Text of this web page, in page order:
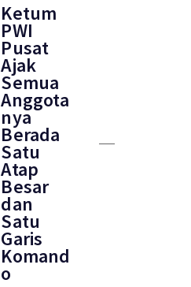
Ketum
PWI
Pusat
Ajak
Semua
Anggota
nya
Berada
Satu
Atap
Besar
dan
Satu
Garis
Komand
o